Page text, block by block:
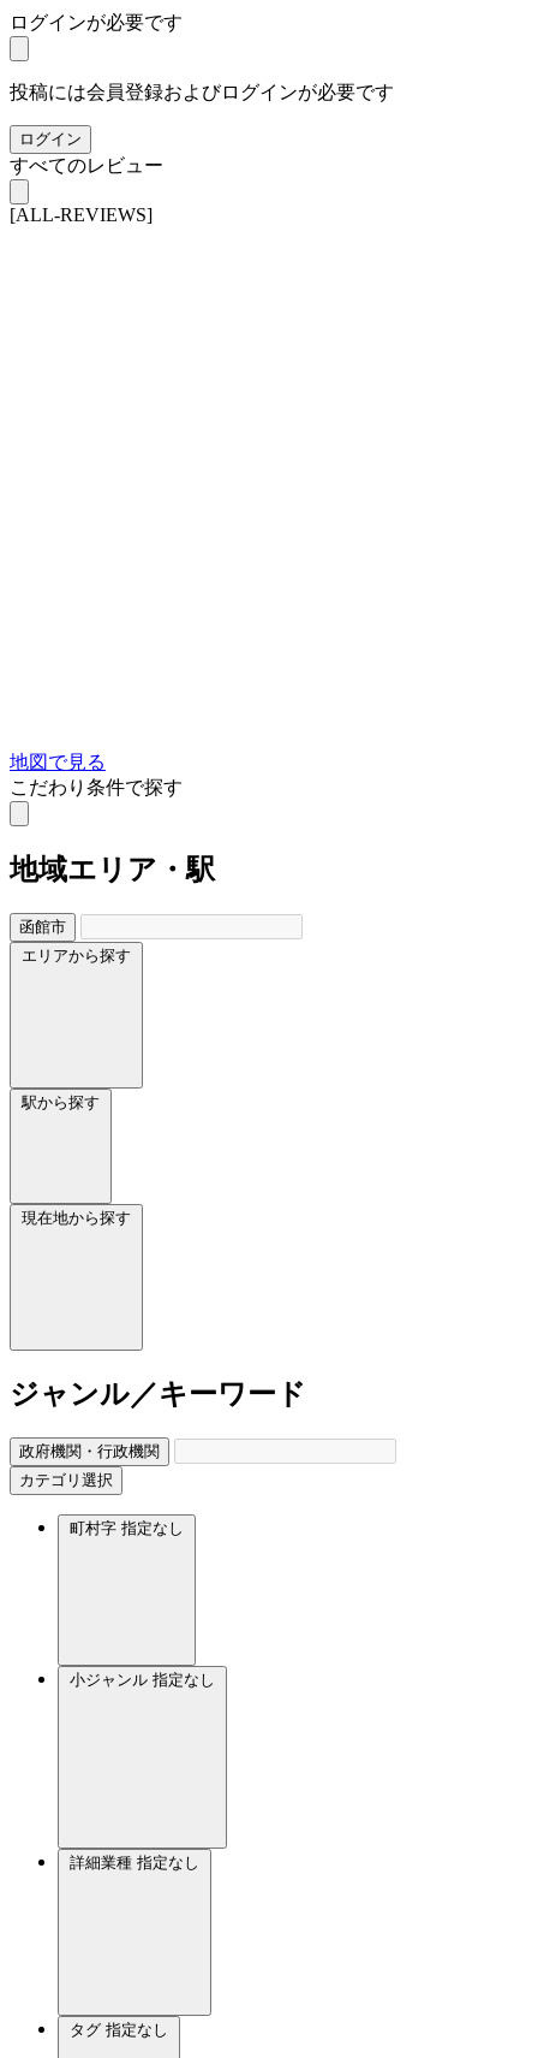
ログインが必要です
投稿には会員登録およびログインが必要です
ログイン
すべてのレビュー
[ALL-REVIEWS]
地図で見る
こだわり条件で探す
地域エリア・駅
函館市
エリアから探す
駅から探す
現在地から探す
ジャンル／キーワード
政府機関・行政機関
カテゴリ選択
町村字 指定なし
小ジャンル 指定なし
詳細業種 指定なし
タグ 指定なし